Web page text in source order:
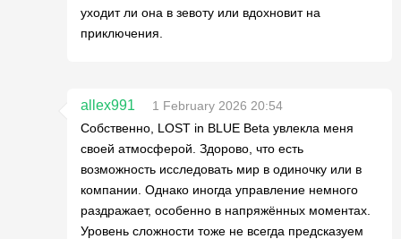
уходит ли она в зевоту или вдохновит на
приключения.
allex991
1 February 2026 20:54
Собственно, LOST in BLUE Beta увлекла меня
своей атмосферой. Здорово, что есть
возможность исследовать мир в одиночку или в
компании. Однако иногда управление немного
раздражает, особенно в напряжённых моментах.
Уровень сложности тоже не всегда предсказуем